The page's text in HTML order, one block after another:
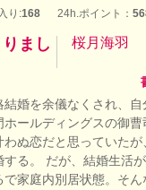
り:168 24h.ポイント：
まし
桜月海羽
婚を余儀なくされ、自
ールディングスの御曹
ぬ恋だと思っていたが
る。 だが、結婚生活
家庭内別居状態。そん